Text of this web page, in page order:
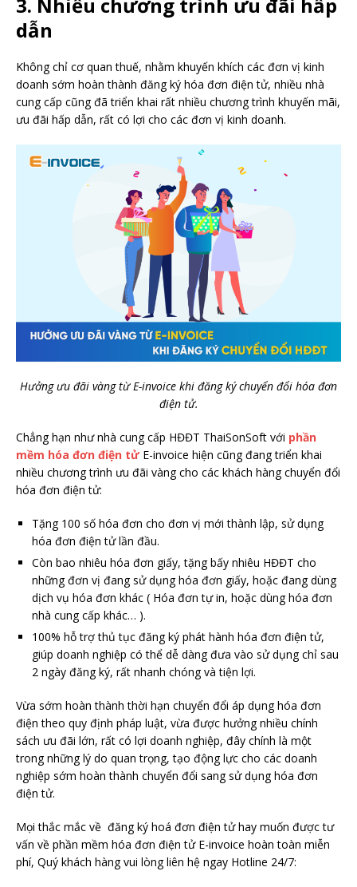
3. Nhiều chương trình ưu đãi hấp
dẫn
Không chỉ cơ quan thuế, nhằm khuyến khích các đơn vị kinh
doanh sớm hoàn thành đăng ký hóa đơn điện tử, nhiều nhà
cung cấp cũng đã triển khai rất nhiều chương trình khuyến mãi,
ưu đãi hấp dẫn, rất có lợi cho các đơn vị kinh doanh.
Hưởng ưu đãi vàng từ E-invoice khi đăng ký chuyển đổi hóa đơn
điện tử.
Chẳng hạn như nhà cung cấp HĐĐT ThaiSonSoft với phần
mềm hóa đơn điện tửE-invoice hiện cũng đang triển khai
nhiều chương trình ưu đãi vàng cho các khách hàng chuyển đổi
hóa đơn điện tử:
Tặng 100 số hóa đơn cho đơn vị mới thành lập, sử dụng
hóa đơn điện tử lần đầu.
Còn bao nhiêu hóa đơn giấy, tặng bấy nhiêu HĐĐT cho
những đơn vị đang sử dụng hóa đơn giấy, hoặc đang dùng
dịch vụ hóa đơn khác ( Hóa đơn tự in, hoặc dùng hóa đơn
nhà cung cấp khác… ).
100% hỗ trợ thủ tục đăng ký phát hành hóa đơn điện tử,
giúp doanh nghiệp có thể dễ dàng đưa vào sử dụng chỉ sau
2 ngày đăng ký, rất nhanh chóng và tiện lợi.
Vừa sớm hoàn thành thời hạn chuyển đổi áp dụng hóa đơn
điện theo quy định pháp luật, vừa được hưởng nhiều chính
sách ưu đãi lớn, rất có lợi doanh nghiệp, đây chính là một
trong những lý do quan trọng, tạo động lực cho các doanh
nghiệp sớm hoàn thành chuyển đổi sang sử dụng hóa đơn
điện tử.
Mọi thắc mắc về đăng ký hoá đơn điện tử hay muốn được tư
vấn về phần mềm hóa đơn điện tử E-invoice hoàn toàn miễn
phí, Quý khách hàng vui lòng liên hệ ngay Hotline 24/7: